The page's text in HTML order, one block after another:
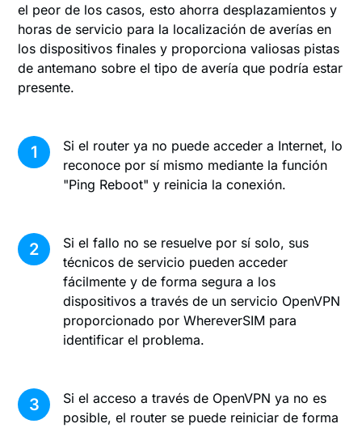
el peor de los casos, esto ahorra desplazamientos y
horas de servicio para la localización de averías en
los dispositivos finales y proporciona valiosas pistas
de antemano sobre el tipo de avería que podría estar
presente.
1
Si el router ya no puede acceder a Internet, lo
reconoce por sí mismo mediante la función
"Ping Reboot" y reinicia la conexión.
2
Si el fallo no se resuelve por sí solo, sus
técnicos de servicio pueden acceder
fácilmente y de forma segura a los
dispositivos a través de un servicio OpenVPN
proporcionado por WhereverSIM para
identificar el problema.
3
Si el acceso a través de OpenVPN ya no es
posible, el router se puede reiniciar de forma